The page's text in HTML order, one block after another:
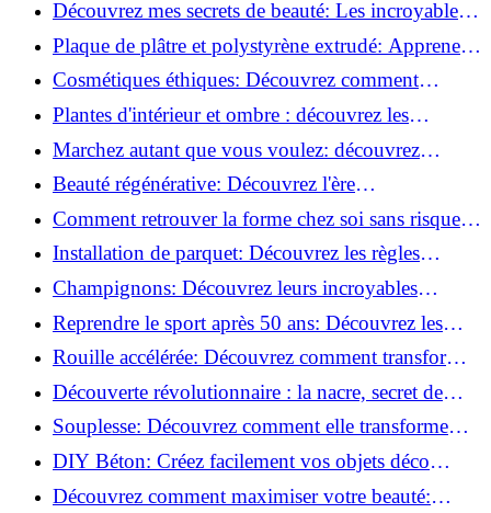
Découvrez mes secrets de beauté: Les incroyables
vertus du raisin!
Plaque de plâtre et polystyrène extrudé: Apprenez
à les coller efficacement!
Cosmétiques éthiques: Découvrez comment
transformer votre routine beauté!
Plantes d'intérieur et ombre : découvrez les
meilleures pour votre maison !
Marchez autant que vous voulez: découvrez
pourquoi c'est bénéfique!
Beauté régénérative: Découvrez l'ère
révolutionnaire de la cosmétique verte!
Comment retrouver la forme chez soi sans risque
de blessure: Techniques et conseils sûrs!
Installation de parquet: Découvrez les règles
essentielles à respecter!
Champignons: Découvrez leurs incroyables
pouvoirs antioxydants!
Reprendre le sport après 50 ans: Découvrez les
meilleures méthodes!
Rouille accélérée: Découvrez comment transformer
la corrosion en déco tendance!
Découverte révolutionnaire : la nacre, secret de
régénération inouï !
Souplesse: Découvrez comment elle transforme
votre performance sportive!
DIY Béton: Créez facilement vos objets déco
tendance!
Découvrez comment maximiser votre beauté: